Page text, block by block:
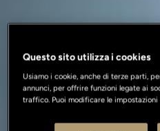
Questo sito utilizza i cookies
Usiamo i cookie, anche di terze parti,
annunci, per offrire funzioni legate ai
traffico. Puoi modificare le impostazioni